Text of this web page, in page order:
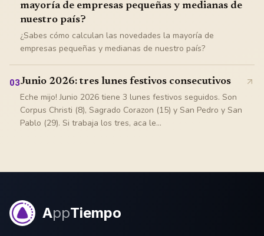
mayoría de empresas pequeñas y medianas de
nuestro país?
¿Sabes cómo calculan las novedades la mayoría de
empresas pequeñas y medianas de nuestro país?
03Junio 2026: tres lunes festivos consecutivos
Eche mijo! Junio 2026 tiene 3 lunes festivos seguidos. Son
Corpus Christi (8), Sagrado Corazon (15) y San Pedro y San
Pablo (29). Si trabaja los tres, aca le...
AppTiempo